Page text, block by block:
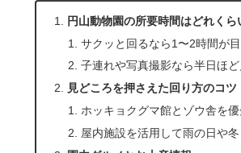
円山動物園の所要時間はどれくら
サクッと回るなら1〜2時間が
子連れや写真撮影なら半日ほ
見どころを押さえた回り方のコツ
ホッキョクグマ館とゾウ舎を優
屋内施設を活用して雨の日や冬